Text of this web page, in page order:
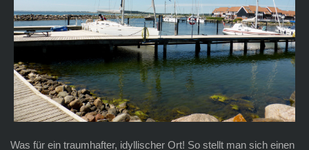
Was für ein traumhafter, idyllischer Ort! So stellt man sich einen